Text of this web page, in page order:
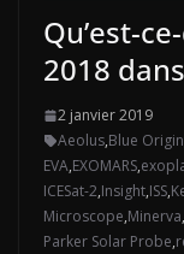
Qu’est-
2018
2 janvier 2019
Aeolus,Blue Origin
EVA,EXOMARS,
ICESat-2,Insight,ISS,
Microscope,Minerva,
Parker Solar Probe,